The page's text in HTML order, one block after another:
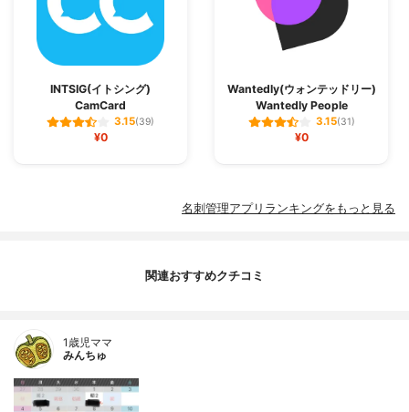
INTSIG(イトシング)
CamCard
3.15(39)
¥0
Wantedly(ウォンテッドリー)
Wantedly People
3.15(31)
¥0
名刺管理アプリランキングをもっと見る
関連おすすめクチコミ
1歳児ママ
みんちゅ